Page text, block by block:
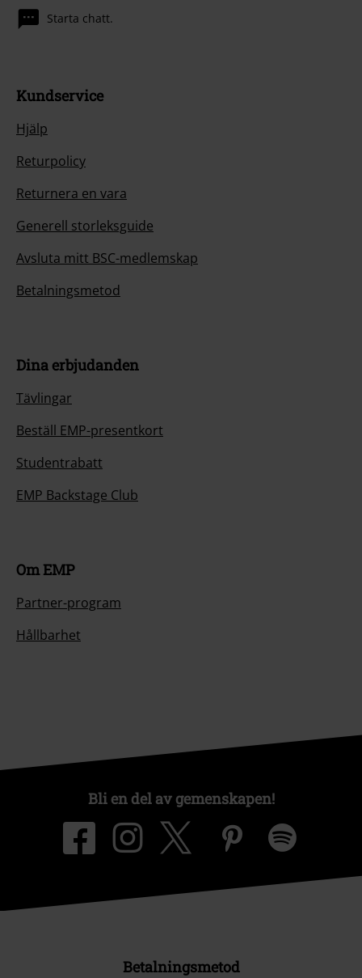
Starta chatt.
Kundservice
Hjälp
Returpolicy
Returnera en vara
Generell storleksguide
Avsluta mitt BSC-medlemskap
Betalningsmetod
Dina erbjudanden
Tävlingar
Beställ EMP-presentkort
Studentrabatt
EMP Backstage Club
Om EMP
Partner-program
Hållbarhet
Bli en del av gemenskapen!
Betalningsmetod